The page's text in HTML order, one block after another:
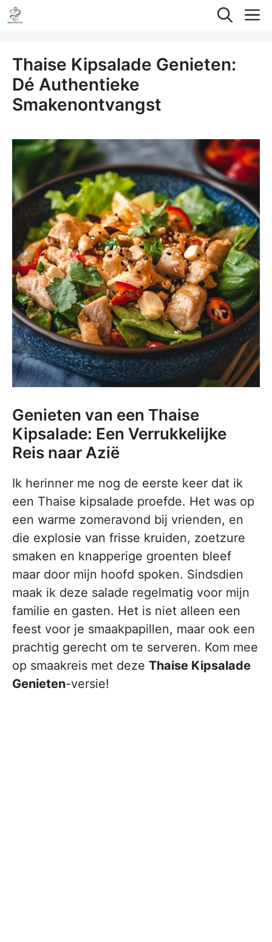
Ga
naar
inhoud
Thaise Kipsalade Genieten:
Dé Authentieke
Smakenontvangst
Genieten van een Thaise
Kipsalade: Een Verrukkelijke
Reis naar Azië
Ik herinner me nog de eerste keer dat ik
een Thaise kipsalade proefde. Het was op
een warme zomeravond bij vrienden, en
die explosie van frisse kruiden, zoetzure
smaken en knapperige groenten bleef
maar door mijn hoofd spoken. Sindsdien
maak ik deze salade regelmatig voor mijn
familie en gasten. Het is niet alleen een
feest voor je smaakpapillen, maar ook een
prachtig gerecht om te serveren. Kom mee
op smaakreis met deze Thaise Kipsalade
Genieten-versie!